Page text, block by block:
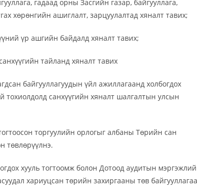
гадаад орны Засгийн газар, байгууллага,
хөрөнгийн ашиглалт, зарцуулалтад хяналт тавих;
үр ашгийн байдалд хяналт тавих;
тайланд хяналт тавих
байгууллагуудын үйл ажиллагаанд холбогдох
тохиолдолд санхүүгийн хяналт шалгалтын улсын
торгуулийн орлогыг албаны Төрийн сан
төвлөрүүлнэ.
хууль тогтоомж болон Дотоод аудитын
хариуцсан төрийн захиргааны төв